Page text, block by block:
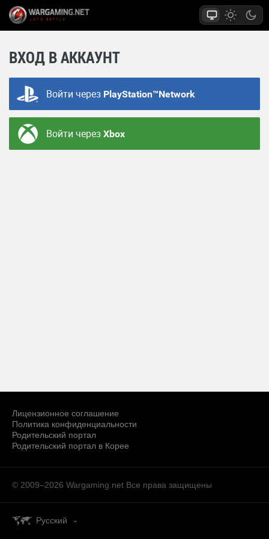
ВХОД В АККАУНТ
Войти через PlayStation™Network
Войти черезXbox
Лицензионное соглашение
Политика конфиденциальности
Родительский портал
Родительский портал в Корее
© 2009–2026 Wargaming.net Все права защищены
Русский